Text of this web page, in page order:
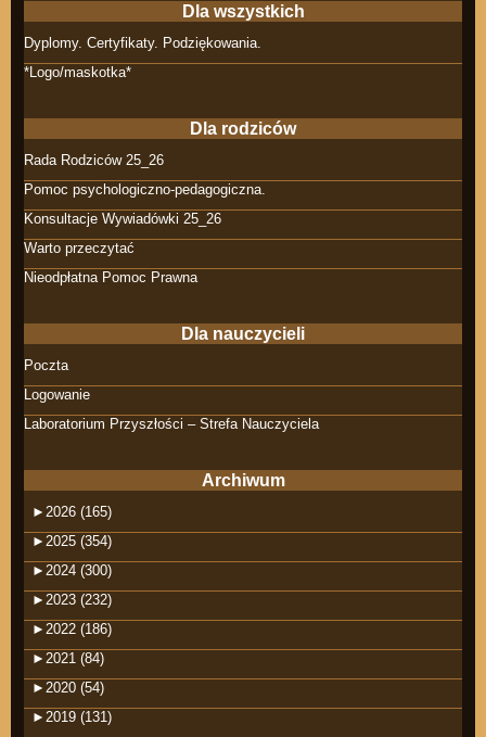
Dla wszystkich
Dyplomy. Certyfikaty. Podziękowania.
*Logo/maskotka*
Dla rodziców
Rada Rodziców 25_26
Pomoc psychologiczno-pedagogiczna.
Konsultacje Wywiadówki 25_26
Warto przeczytać
Nieodpłatna Pomoc Prawna
Dla nauczycieli
Poczta
Logowanie
Laboratorium Przyszłości – Strefa Nauczyciela
Archiwum
► 2026 (165)
► 2025 (354)
► 2024 (300)
► 2023 (232)
► 2022 (186)
► 2021 (84)
► 2020 (54)
► 2019 (131)